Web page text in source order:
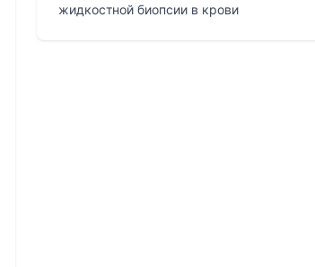
жидкостной биопсии в крови